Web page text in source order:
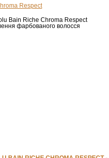
Bain Riche Chroma Respect
фарбованого волосся